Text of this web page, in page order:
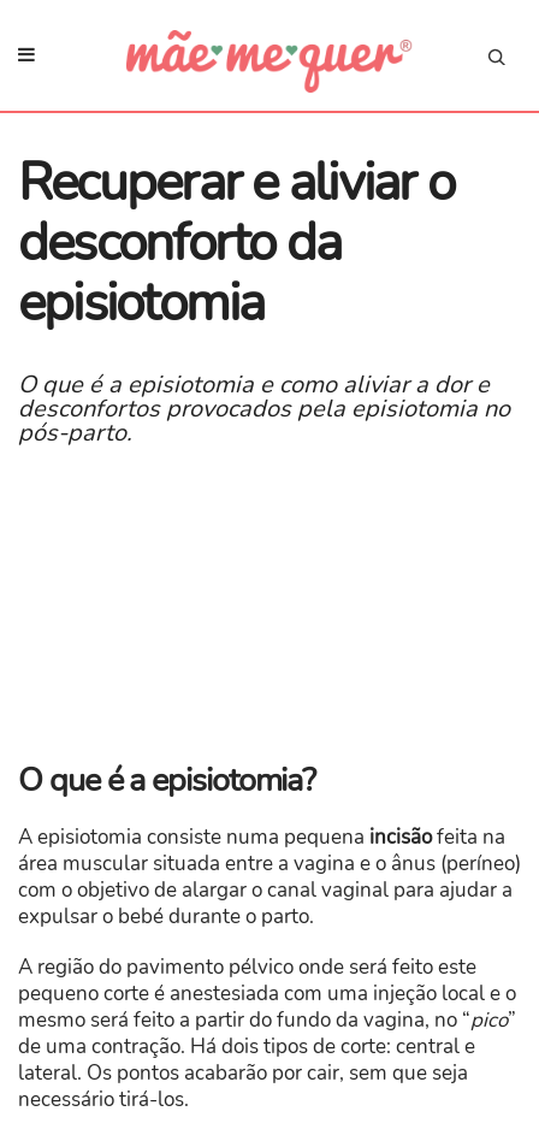
Recuperar e aliviar o
desconforto ​da
episiotomia
O que é a episiotomia e como aliviar a dor e
desconfortos provocados pela episiotomia no
pós-parto.
O que é a episiotomia?
A episiotomia consiste numa pequena incisãofeita na
área muscular situada entre a vagina e o ânus (períneo)
com o objetivo de alargar o canal vaginal para ajudar a
expulsar o bebé durante o parto.
A região do pavimento pélvico onde será feito este
pequeno corte é anestesiada com uma injeção local e o
mesmo será feito a partir do fundo da vagina, no “pico”
de uma contração. Há dois tipos de corte: central e
lateral. Os pontos acabarão por cair, sem que seja
necessário tirá-los.